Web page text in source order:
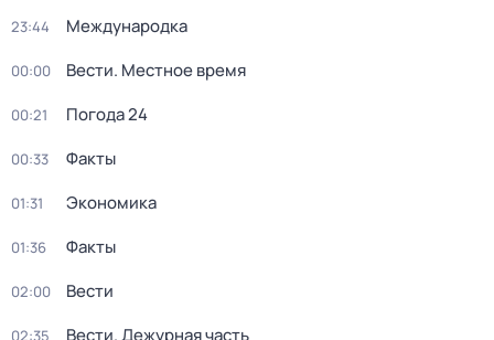
23:44 Международка
00:00 Вести. Местное время
00:21 Погода 24
00:33 Факты
01:31 Экономика
01:36 Факты
02:00 Вести
02:35 Вести. Дежурная часть